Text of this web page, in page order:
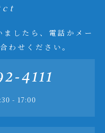
したら、電話かメー
わせください。
4111
- 17:00